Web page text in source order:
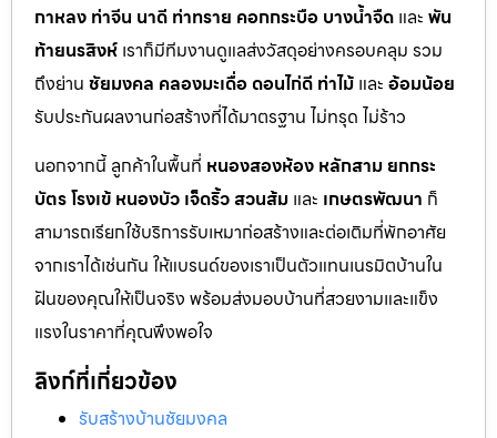
กาหลง ท่าจีน นาดี ท่าทราย คอกกระบือ บางน้ำจืด และ พัน
ท้ายนรสิงห์ เราก็มีทีมงานดูแลส่งวัสดุอย่างครอบคลุม รวม
ถึงย่าน ชัยมงคล คลองมะเดื่อ ดอนไก่ดี ท่าไม้ และ อ้อมน้อย
รับประกันผลงานก่อสร้างที่ได้มาตรฐาน ไม่ทรุด ไม่ร้าว
นอกจากนี้ ลูกค้าในพื้นที่ หนองสองห้อง หลักสามยกกระ
บัตรโรงเข้ หนองบัว เจ็ดริ้วสวนส้ม และ เกษตรพัฒนา ก็
สามารถเรียกใช้บริการรับเหมาก่อสร้างและต่อเติมที่พักอาศัย
จากเราได้เช่นกัน ให้แบรนด์ของเราเป็นตัวแทนเนรมิตบ้านใน
ฝันของคุณให้เป็นจริง พร้อมส่งมอบบ้านที่สวยงามและแข็ง
แรงในราคาที่คุณพึงพอใจ
ลิงก์ที่เกี่ยวข้อง
รับสร้างบ้านชัยมงคล